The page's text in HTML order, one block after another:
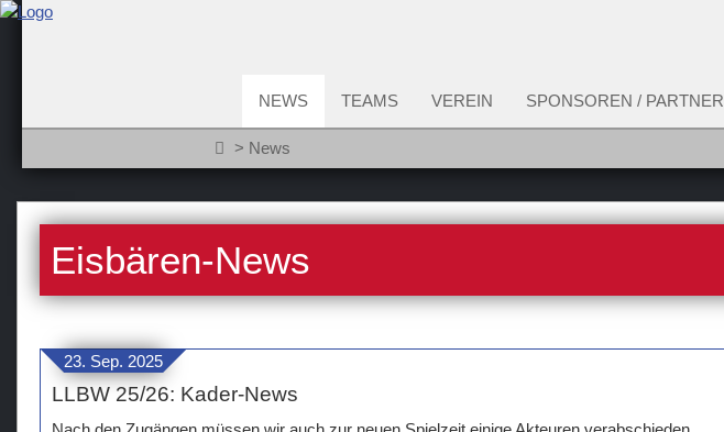
NEWS TEAMS VEREIN SPONSOREN / PARTNER
News
Eisbären-News
23. Sep. 2025
LLBW 25/26: Kader-News